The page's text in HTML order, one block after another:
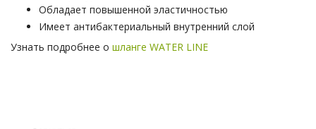
Обладает повышенной эластичностью
Имеет антибактериальный внутренний слой
Узнать подробнее о шланге WATER LINE